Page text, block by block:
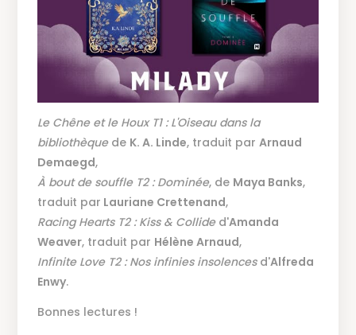
Le Chêne et le Houx T1 : L'Oiseau dans la
bibliothèquede K. A. Linde, traduit parArnaud
Demaegd,
À bout de souffle T2 : Dominée, de Maya Banks,
traduit par Lauriane Crettenand,
Racing Hearts T2 : Kiss & Collided'Amanda
Weaver, traduit par Hélène Arnaud,
Infinite Love T2 : Nos infinies insolencesd'Alfreda
Enwy.
Bonnes lectures !